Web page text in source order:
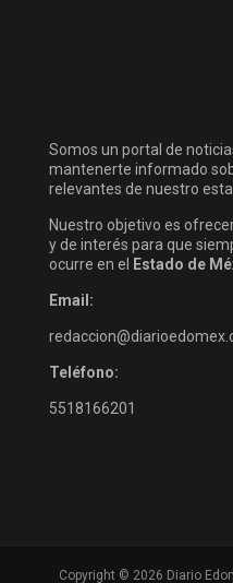
Somos un portal de
mantenerte informado
relevantes de nuestro
Nuestro objetivo es
y de interés para que
ocurre en el
Estado de
Email:
Teléfono:
5518166201
Copyright © 2026 Diario